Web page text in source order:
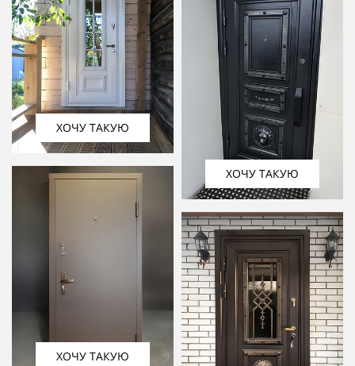
ХОЧУ ТАКУЮ
ХОЧУ ТАКУЮ
ХОЧУ ТАКУЮ